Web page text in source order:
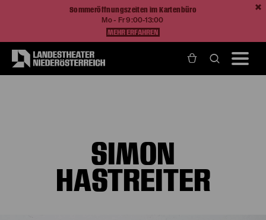
Sommeröffnungszeiten im Kartenbüro
Mo - Fr 9:00-13:00
MEHR ERFAHREN
SIMON
HASTREITER